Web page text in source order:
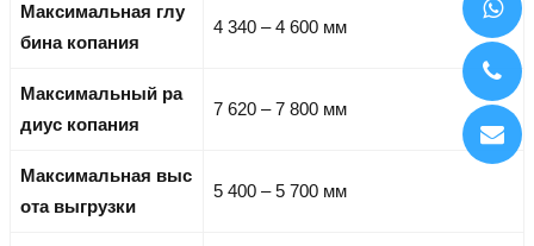
Максимальная глу
бина копания
4 340 – 4 600 мм
Максимальный ра
диус копания
7 620 – 7 800 мм
Максимальная выс
ота выгрузки
5 400 – 5 700 мм